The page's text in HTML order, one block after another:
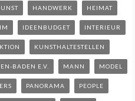
HANDWERK HEIMAT
IDEENBUDGET INTERIEUR
KUNSTHALTESTELLEN
BADEN E.V. MANN MODEL
PANORAMA PEOPLE